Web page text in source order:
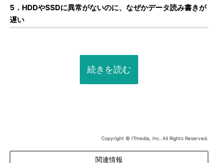
5．HDDやSSDに異常がないのに、なぜかデータ読み書きが
遅い
続きを読む
Copyright © ITmedia, Inc. All Rights Reserved.
関連情報